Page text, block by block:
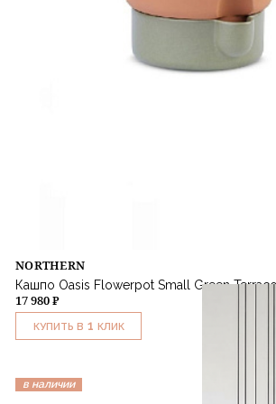
NORTHERN
Кашпо Oasis Flowerpot Small Green
17 980 ₽
КУПИТЬ В 1 КЛИК
в наличии